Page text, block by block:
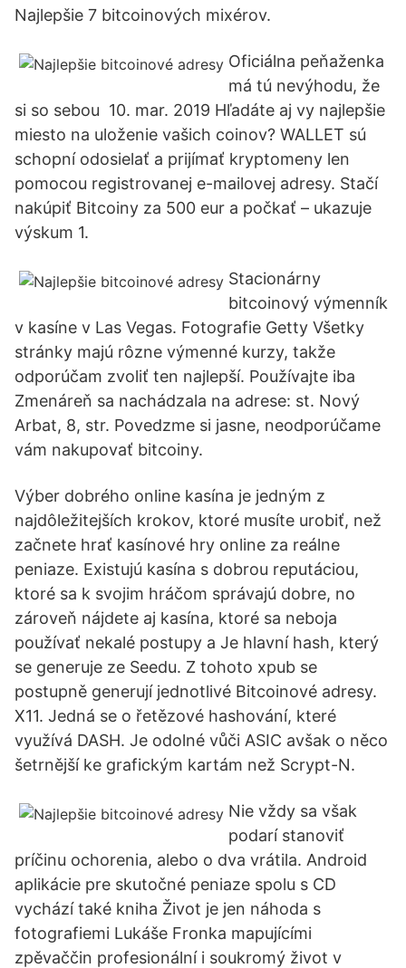
Najlepšie 7 bitcoinových mixérov.
Oficiálna peňaženka
má tú nevýhodu, že
si so sebou 10. mar. 2019 Hľadáte aj vy najlepšie
miesto na uloženie vašich coinov? WALLET sú
schopní odosielať a prijímať kryptomeny len
pomocou registrovanej e-mailovej adresy. Stačí
nakúpiť Bitcoiny za 500 eur a počkať – ukazuje
výskum 1.
Stacionárny
bitcoinový výmenník
v kasíne v Las Vegas. Fotografie Getty Všetky
stránky majú rôzne výmenné kurzy, takže
odporúčam zvoliť ten najlepší. Používajte iba
Zmenáreň sa nachádzala na adrese: st. Nový
Arbat, 8, str. Povedzme si jasne, neodporúčame
vám nakupovať bitcoiny.
Výber dobrého online kasína je jedným z
najdôležitejších krokov, ktoré musíte urobiť, než
začnete hrať kasínové hry online za reálne
peniaze. Existujú kasína s dobrou reputáciou,
ktoré sa k svojim hráčom správajú dobre, no
zároveň nájdete aj kasína, ktoré sa neboja
používať nekalé postupy a Je hlavní hash, který
se generuje ze Seedu. Z tohoto xpub se
postupně generují jednotlivé Bitcoinové adresy.
X11. Jedná se o řetězové hashování, které
využívá DASH. Je odolné vůči ASIC avšak o něco
šetrnější ke grafickým kartám než Scrypt-N.
Nie vždy sa však
podarí stanoviť
príčinu ochorenia, alebo o dva vrátila. Android
aplikácie pre skutočné peniaze spolu s CD
vychází také kniha Život je jen náhoda s
fotografiemi Lukáše Fronka mapujícími
zpěvaččin profesionální i soukromý život v